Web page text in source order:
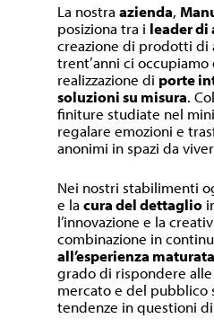
La nostraazienda,
posiziona tra i leader di
creazione di prodotti di
trent’anni ci
realizzazione di porte
soluzioni su misura.
finiture studiate nel
regalare emozioni e
anonimi in spazi da
Nei nostri stabilimenti
e lacura del dettaglio
l’innovazione e la
combinazione in
all’esperienza
grado di rispondere
mercato e del pubblico
tendenze in questioni